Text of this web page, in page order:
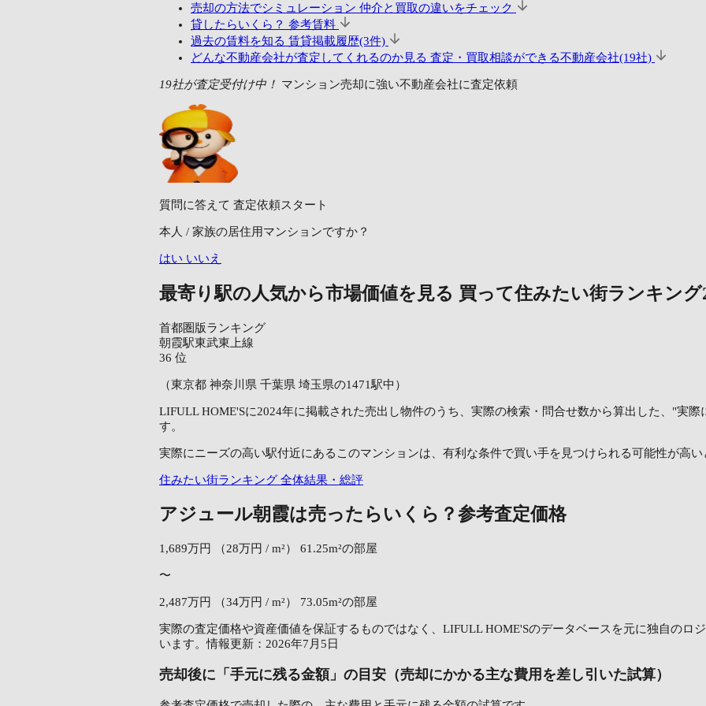
売却の方法でシミュレーション 仲介と買取の違いをチェック
貸したらいくら？ 参考賃料
過去の賃料を知る 賃貸掲載履歴(3件)
どんな不動産会社が査定してくれるのか見る 査定・買取相談ができる不動産会社(19社)
19社が査定受付け中！ マンション売却に強い不動産会社に査定依頼
質問に答えて 査定依頼スタート
本人 / 家族の居住用マンションですか？
はい いいえ
最寄り駅の人気から市場価値を見る 買って住みたい街ランキング
首都圏版ランキング
朝霞駅東武東上線
36 位
（東京都 神奈川県 千葉県 埼玉県の1471駅中）
LIFULL HOME'Sに2024年に掲載された売出し物件のうち、実際の検索・問合せ数から算出した、"実
す。
実際にニーズの高い駅付近にあるこのマンションは、有利な条件で買い手を見つけられる可能性が高
住みたい街ランキング 全体結果・総評
アジュール朝霞は売ったらいくら？ 参考査定価格
1,689万円 （28万円 / m²） 61.25m²の部屋
〜
2,487万円 （34万円 / m²） 73.05m²の部屋
実際の査定価格や資産価値を保証するものではなく、LIFULL HOME'Sのデータベースを元に独自のロ
います。情報更新：2026年7月5日
売却後に「手元に残る金額」の目安（売却にかかる主な費用を差し引いた試算）